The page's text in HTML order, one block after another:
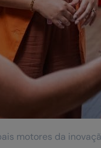
motores da